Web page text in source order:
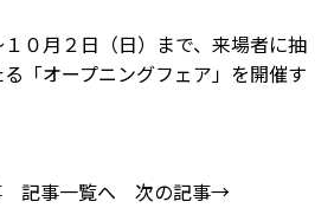
０月２日（日）まで、来場者に抽
「オープニングフェア」を開催す
記事一覧へ 次の記事→